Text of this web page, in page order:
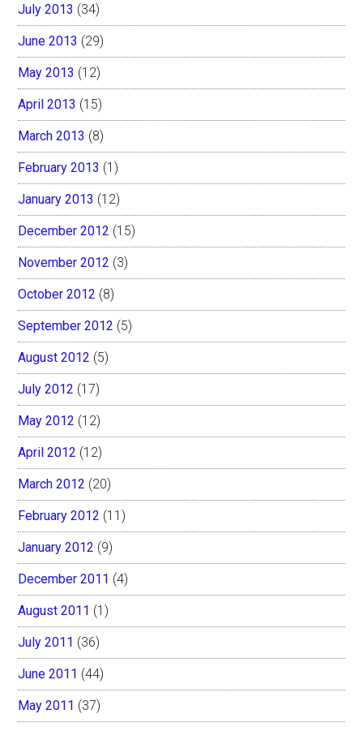
July 2013 (34)
June 2013 (29)
May 2013 (12)
April 2013 (15)
March 2013 (8)
February 2013 (1)
January 2013 (12)
December 2012 (15)
November 2012 (3)
October 2012 (8)
September 2012 (5)
August 2012 (5)
July 2012 (17)
May 2012 (12)
April 2012 (12)
March 2012 (20)
February 2012 (11)
January 2012 (9)
December 2011 (4)
August 2011 (1)
July 2011 (36)
June 2011 (44)
May 2011 (37)